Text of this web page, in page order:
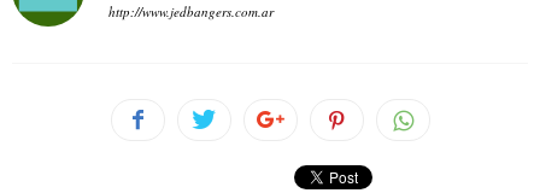
http://www.jedbangers.com.ar